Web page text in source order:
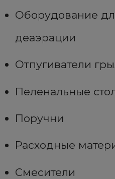
Оборудование
деаэрации
Отпугиватели
Пеленальные
Поручни
Расходные
Смесители